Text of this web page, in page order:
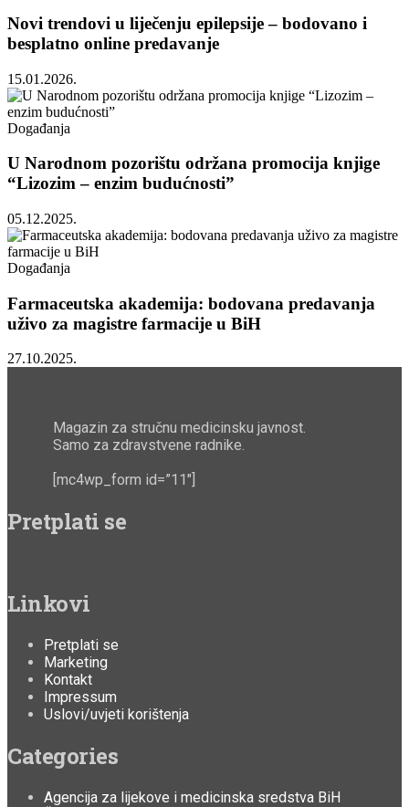
Novi trendovi u liječenju epilepsije – bodovano i
besplatno online predavanje
15.01.2026.
Događanja
U Narodnom pozorištu održana promocija knjige
“Lizozim – enzim budućnosti”
05.12.2025.
Događanja
Farmaceutska akademija: bodovana predavanja
uživo za magistre farmacije u BiH
27.10.2025.
Magazin za stručnu medicinsku javnost.
Samo za zdravstvene radnike.
[mc4wp_form id=”11″]
Pretplati se
Linkovi
Pretplati se
Marketing
Kontakt
Impressum
Uslovi/uvjeti korištenja
Categories
Agencija za lijekove i medicinska sredstva BiH